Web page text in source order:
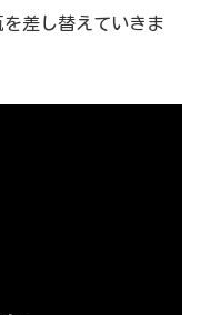
差し替えていきま